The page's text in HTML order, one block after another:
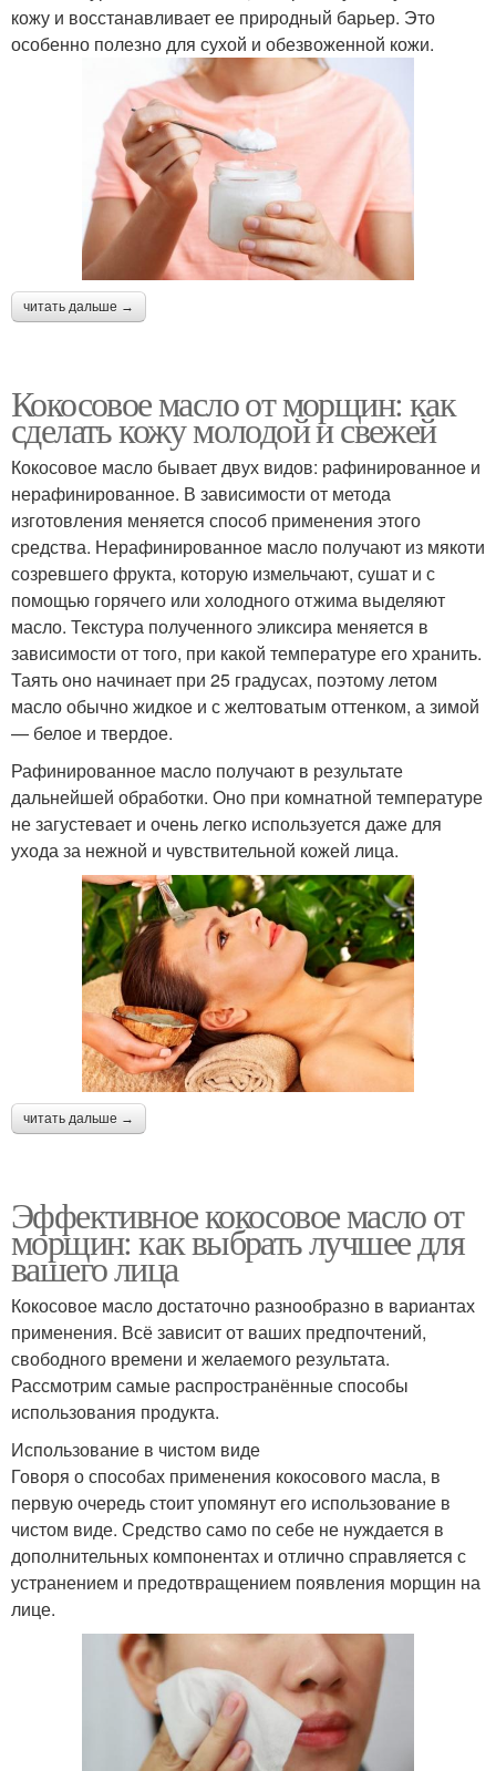
кожу и восстанавливает ее природный барьер. Это
особенно полезно для сухой и обезвоженной кожи.
читать дальше →
Кокосовое масло от морщин: как
сделать кожу молодой и свежей
Кокосовое масло бывает двух видов: рафинированное и
нерафинированное. В зависимости от метода
изготовления меняется способ применения этого
средства. Нерафинированное масло получают из мякоти
созревшего фрукта, которую измельчают, сушат и с
помощью горячего или холодного отжима выделяют
масло. Текстура полученного эликсира меняется в
зависимости от того, при какой температуре его хранить.
Таять оно начинает при 25 градусах, поэтому летом
масло обычно жидкое и с желтоватым оттенком, а зимой
— белое и твердое.
Рафинированное масло получают в результате
дальнейшей обработки. Оно при комнатной температуре
не загустевает и очень легко используется даже для
ухода за нежной и чувствительной кожей лица.
читать дальше →
Эффективное кокосовое масло от
морщин: как выбрать лучшее для
вашего лица
Кокосовое масло достаточно разнообразно в вариантах
применения. Всё зависит от ваших предпочтений,
свободного времени и желаемого результата.
Рассмотрим самые распространённые способы
использования продукта.
Использование в чистом виде
Говоря о способах применения кокосового масла, в
первую очередь стоит упомянут его использование в
чистом виде. Средство само по себе не нуждается в
дополнительных компонентах и отлично справляется с
устранением и предотвращением появления морщин на
лице.